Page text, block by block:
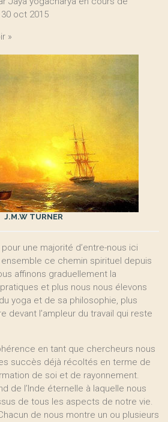
oct 2015
»
J.M.W TURNER
une majorité d’entre-nous ici
ce chemin spirituel depuis
affinons graduellement la
et plus nous nous élevons
yoga et de sa philosophie, plus
devant l’ampleur du travail qui reste
en tant que chercheurs nous
succès déjà récoltés en terme de
de soi et de rayonnement.
de l’Inde éternelle à laquelle nous
de tous les aspects de notre vie.
de nous montre un ou plusieurs